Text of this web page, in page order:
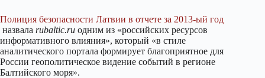
Полиция безопасности Латвии в отчете за 2013-ый год
назвала rubaltic.ru одним из «российских ресурсов
информативного влияния», который «в стиле
аналитического портала формирует благоприятное для
России геополитическое видение событий в регионе
Балтийского моря».